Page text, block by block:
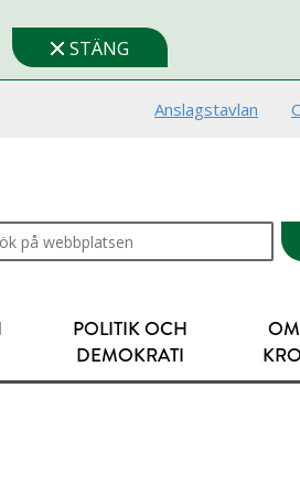
STÄNG
Anslagstavlan
på webbplatsen
POLITIK OCH
DEMOKRATI